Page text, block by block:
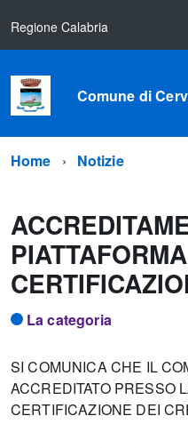
Regione Calabria
Comune di
Home Notizie
PIATTAFORMA
La categoria
SI COMUNICA CHE IL
ACCREDITATO PRESSO
CERTIFICAZIONE DEI